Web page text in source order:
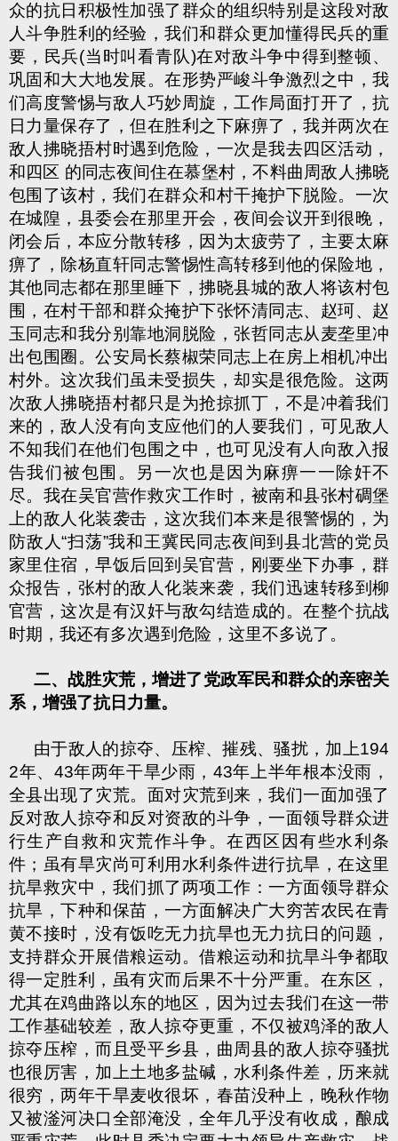
众的抗日积极性加强了群众的组织特别是这段对敌
人斗争胜利的经验，我们和群众更加懂得民兵的重
要，民兵(当时叫看青队)在对敌斗争中得到整顿、
巩固和大大地发展。在形势严峻斗争激烈之中，我
们高度警惕与敌人巧妙周旋，工作局面打开了，抗
日力量保存了，但在胜利之下麻痹了，我并两次在
敌人拂晓捂村时遇到危险，一次是我去四区活动，
和四区 的同志夜间住在慕堡村，不料曲周敌人拂晓
包围了该村，我们在群众和村干掩护下脱险。一次
在城隍，县委会在那里开会，夜间会议开到很晚，
闭会后，本应分散转移，因为太疲劳了，主要太麻
痹了，除杨直轩同志警惕性高转移到他的保险地，
其他同志都在那里睡下，拂晓县城的敌人将该村包
围，在村干部和群众掩护下张怀清同志、赵珂、赵
玉同志和我分别靠地洞脱险，张哲同志从麦垄里冲
出包围圈。公安局长蔡椒荣同志上在房上相机冲出
村外。这次我们虽未受损失，却实是很危险。这两
次敌人拂晓捂村都只是为抢掠抓丁，不是冲着我们
来的，敌人没有向支应他们的人要我们，可见敌人
不知我们在他们包围之中，也可见没有人向敌入报
告我们被包围。另一次也是因为麻痹一一除奸不
尽。我在吴官营作救灾工作时，被南和县张村碉堡
上的敌人化装袭击，这次我们本来是很警惕的，为
防敌人“扫荡”我和王冀民同志夜间到县北营的党员
家里住宿，早饭后回到吴官营，刚要坐下办事，群
众报告，张村的敌人化装来袭，我们迅速转移到柳
官营，这次是有汉奸与敌勾结造成的。在整个抗战
时期，我还有多次遇到危险，这里不多说了。
二、战胜灾荒，增进了党政军民和群众的亲密关
系，增强了抗日力量。
由于敌人的掠夺、压榨、摧残、骚扰，加上194
2年、43年两年干旱少雨，43年上半年根本没雨，
全县出现了灾荒。面对灾荒到来，我们一面加强了
反对敌人掠夺和反对资敌的斗争，一面领导群众进
行生产自救和灾荒作斗争。在西区因有些水利条
件；虽有旱灾尚可利用水利条件进行抗旱，在这里
抗旱救灾中，我们抓了两项工作：一方面领导群众
抗旱，下种和保苗，一方面解决广大穷苦农民在青
黄不接时，没有饭吃无力抗旱也无力抗日的问题，
支持群众开展借粮运动。借粮运动和抗旱斗争都取
得一定胜利，虽有灾而后果不十分严重。在东区，
尤其在鸡曲路以东的地区，因为过去我们在这一带
工作基础较差，敌人掠夺更重，不仅被鸡泽的敌人
掠夺压榨，而且受平乡县，曲周县的敌人掠夺骚扰
也很厉害，加上土地多盐碱，水利条件差，历来就
很穷，两年干旱麦收很坏，春苗没种上，晚秋作物
又被滏河决口全部淹没，全年几乎没有收成，酿成